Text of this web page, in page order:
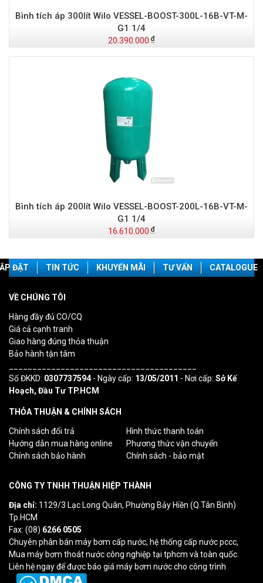
Bình tích áp 300lít Wilo VESSEL-BOOST-300L-16B-VT-M-
G1 1/4
20.390.000
Bình tích áp 200lít Wilo VESSEL-BOOST-200L-16B-VT-M-
G1 1/4
16.610.000
ĐẶT TIN TỨC KHUYẾN MÃI TƯ VẤN CATALOGUE
VỀ CHÚNG TÔI
Hàng đầy đủ CO/CQ
Giá cả cạnh tranh
Giao hàng đúng thỏa thuận
Bảo hành tận tâm
Số ĐKKD: 0307737594- Ngày cấp: 13/05/2011 - Nơi cấp: Sở Kế
Hoạch, Đầu Tư TP.HCM
THỎA THUẬN & CHÍNH SÁCH
Chính sách đổi trả
Hình thức thanh toán
Hướng dẫn mua hàng online
Phương thức vận chuyển
Chính sách bảo hành
Chính sách - bảo mật
CÔNG TY TNHH THUẬN HIỆP THÀNH
Địa chỉ: 1129/3 Lạc Long Quân, Phường Bảy Hiền (Q.Tân Bình)
Tp.HCM
Fax: (08) 6266 0505
Chuyên phân bán máy bơm cấp nước, hệ thống cấp nước pccc,
Mua máy bơm thoát nước công nghiệp tại tphcm và toàn quốc.
Liên hệ ngay để được báo giá máy bơm nước cho công trình